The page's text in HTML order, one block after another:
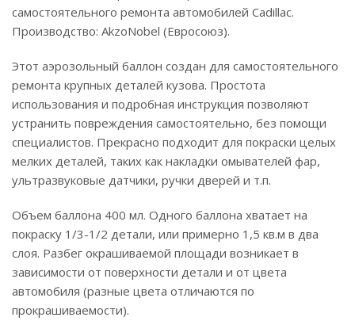
самостоятельного ремонта автомобилей Cadillac.
Производство: AkzoNobel (Евросоюз).
Этот аэрозольный баллон создан для самостоятельного
ремонта крупных деталей кузова. Простота
использования и подробная инструкция позволяют
устранить повреждения самостоятельно, без помощи
специалистов. Прекрасно подходит для покраски целых
мелких деталей, таких как накладки омывателей фар,
ультразвуковые датчики, ручки дверей и т.п.
Объем баллона 400 мл. Одного баллона хватает на
покраску 1/3-1/2 детали, или примерно 1,5 кв.м в два
слоя. Разбег окрашиваемой площади возникает в
зависимости от поверхности детали и от цвета
автомобиля (разные цвета отличаются по
прокрашиваемости).